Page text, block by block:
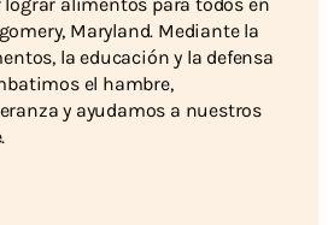
Maryland. Mediante la
la educación y la defensa
el hambre,
y ayudamos a nuestros